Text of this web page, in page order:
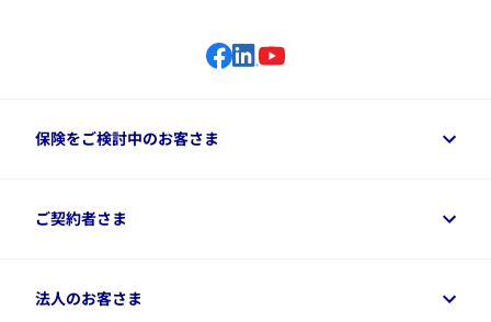
保険をご検討中のお客さま
保険をご検討中のお客さまトップ
資料請求
ご契約者さま
ご契約者さまトップ
法人のお客さま